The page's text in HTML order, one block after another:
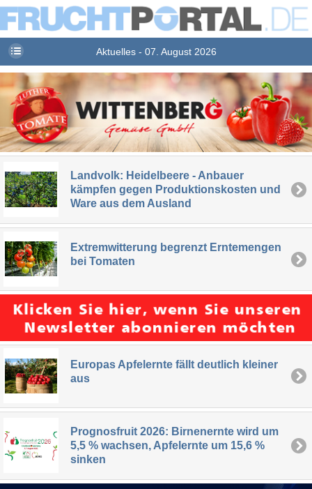
Aktuelles - 07. August 2026
Landvolk: Heidelbeere - Anbauer
kämpfen gegen Produktionskosten und
Ware aus dem Ausland
Extremwitterung begrenzt Erntemengen
bei Tomaten
Europas Apfelernte fällt deutlich kleiner
aus
Prognosfruit 2026: Birnenernte wird um
5,5 % wachsen, Apfelernte um 15,6 %
sinken